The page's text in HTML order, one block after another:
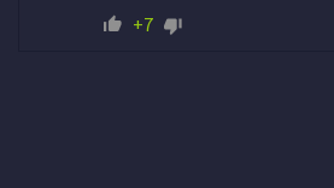
+7